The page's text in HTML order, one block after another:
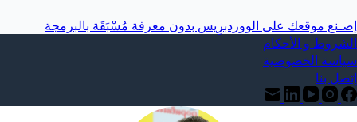
إصـنع موقعك على الووردبرِيس بدون معرفة مُسْبَقَة بالبرمجة
الشروط و الأحكام
سياسة الخصوصية
إتصل بنا